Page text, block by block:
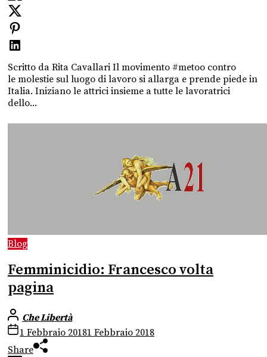
Scritto da Rita Cavallari Il movimento #metoo contro
le molestie sul luogo di lavoro si allarga e prende piede in
Italia. Iniziano le attrici insieme a tutte le lavoratrici
dello...
Blog
Femminicidio: Francesco volta
pagina
Che Libertà
1 Febbraio 20181 Febbraio 2018
Share